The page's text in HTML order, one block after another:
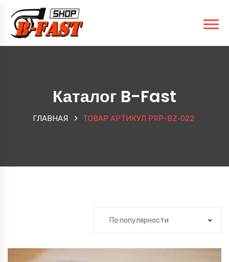
Каталог B-Fast
ГЛАВНАЯ ТОВАР АРТИКУЛ PRP-BZ-022
По популярности